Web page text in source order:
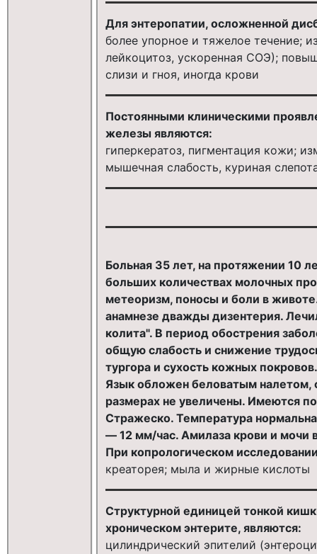
Для энтеропатии, осложненной
более упорное и тяжелое течение;
лейкоцитоз, ускоренная СОЭ);
слизи и гноя, иногда крови
Постоянными клиническими
железы являются:
гиперкератоз, пигментация кожи;
мышечная слабость, куриная
Больная 35 лет, на протяжении 10
больших количествах молочных
метеоризм, поносы и боли в
анамнезе дважды дизентерия.
колита". В период обострения
общую слабость и снижение
тургора и сухость кожных
Язык обложен беловатым налетом,
размерах не увеличены. Имеются
Стражеско. Температура
— 12 мм/час. Амилаза крови и мочи
При копрологическом
креаторея; мыла и жирные кислоты
Структурной единицей тонкой
хроническом энтерите, являются:
цилиндрический эпителий